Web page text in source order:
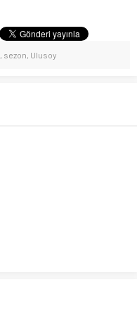
, sezon, Ulusoy